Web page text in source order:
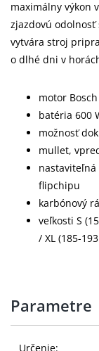
maximálny výkon
zjazdovú
vytvára stroj
o dlhé dni v
motor
batéria 600
možnosť
mullet,
flipchipu
karbónový
veľkosti S
/ XL (185-
Parametre
Určenie: